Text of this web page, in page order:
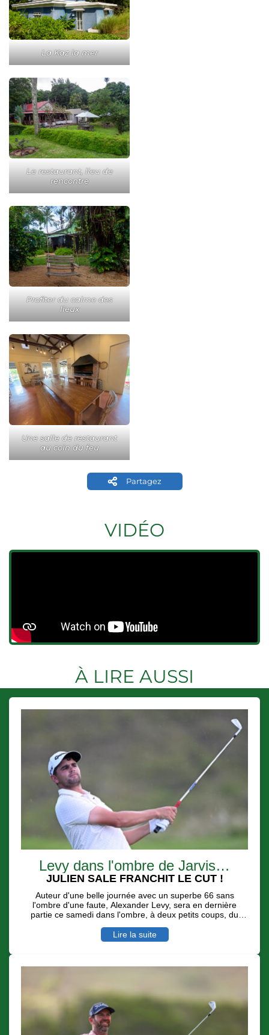
La Kaz la mer
Le restaurant, lieu de
rencontre
Profiter du calme des
lieux
Une salle de restaurant
au coin du feu
Partagez
VIDÉO
À LIRE AUSSI
Levy dans l'ombre de Jarvis…
JULIEN SALE FRANCHIT LE CUT !
Auteur d'une belle journée avec un superbe 66 sans
l'ombre d'une faute, Alexander Levy, sera en dernière
partie ce samedi dans l'ombre, à deux petits coups, du
difficiles et dignes d'un Links. Le Réunionnais Julien Sale
au su - avec 7 birdies pour deux boggeys - se remettre en
Lire la suite